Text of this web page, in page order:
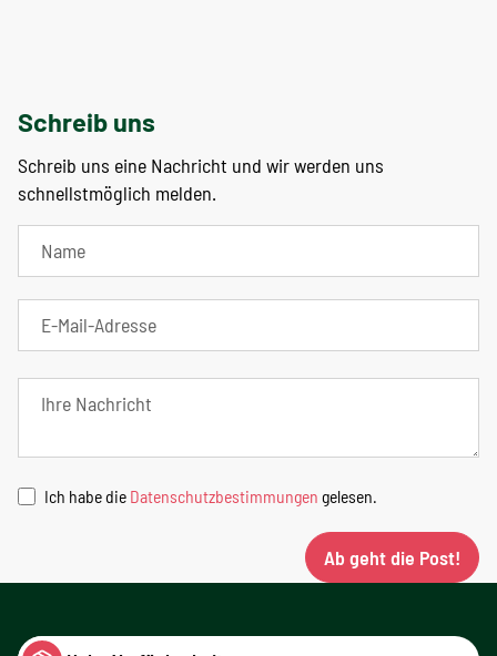
Schreib uns
Schreib uns eine Nachricht und wir werden uns
schnellstmöglich melden.
Ich habe die Datenschutzbestimmungen gelesen.
Ab geht die Post!